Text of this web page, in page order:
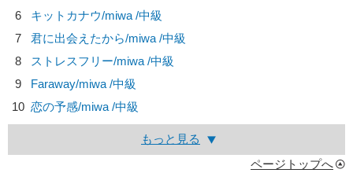
6
キットカナウ/miwa /中級
7
君に出会えたから/miwa /中級
8
ストレスフリー/miwa /中級
9
Faraway/miwa /中級
10 恋の予感/miwa /中級
もっと見る
ページトップへ